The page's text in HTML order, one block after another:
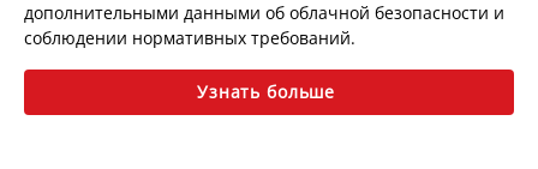
дополнительными данными об облачной безопасности и
соблюдении нормативных требований.
Узнать больше